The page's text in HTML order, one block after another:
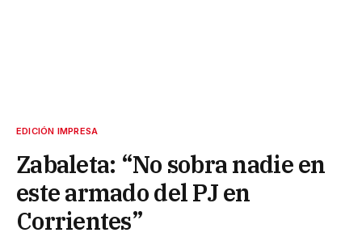
EDICIÓN IMPRESA
Zabaleta: “No sobra nadie en
este armado del PJ en
Corrientes”